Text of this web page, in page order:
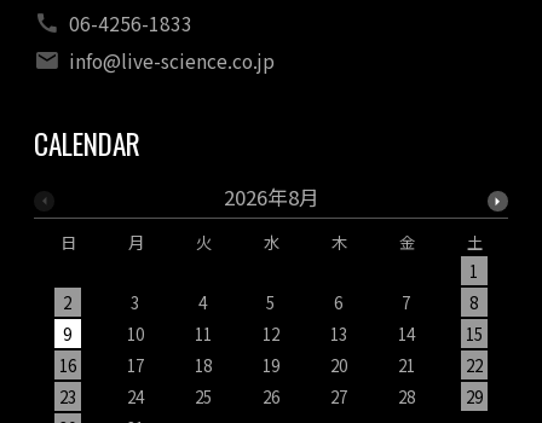
06-4256-1833
info@live-science.co.jp
CALENDAR
2026年8月
日 月 火 水 木 金
土
1
2
3 4 5 6 7
8
9
10 11 12 13 14
15
16
17 18 19 20 21
22
23
24 25 26 27 28
29